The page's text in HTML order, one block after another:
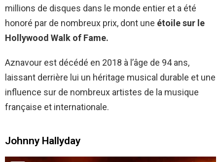
millions de disques dans le monde entier et a été
honoré par de nombreux prix, dont une étoile sur le
Hollywood Walk of Fame.
Aznavour est décédé en 2018 à l’âge de 94 ans,
laissant derrière lui un héritage musical durable et une
influence sur de nombreux artistes de la musique
française et internationale.
Johnny Hallyday